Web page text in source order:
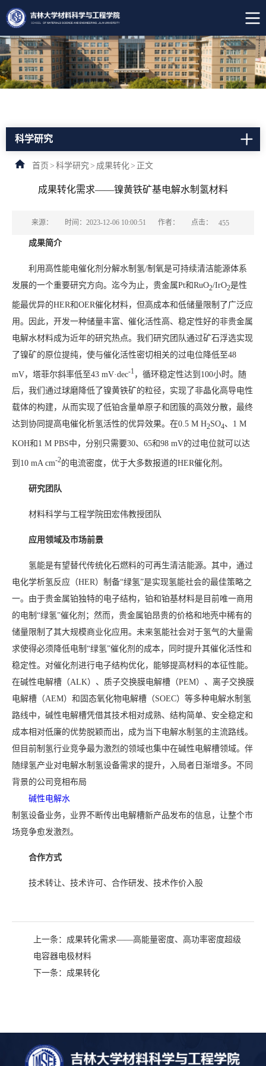
科学研究
首页 > 科学研究 > 成果转化> 正文
成果转化需求——镍黄铁矿基电解水制氢材料
来源： 时间：2023-12-06 10:00:51 作者： 点击： 455
成果简介
利用高性能电催化剂分解水制氢/制氧是可持续清洁能源体系
发展的一个重要研究方向。迄今为止，贵金属Pt和RuO2/IrO2是性
能最优异的HER和OER催化材料，但高成本和低储量限制了广泛应
用。因此，开发一种储量丰富、催化活性高、稳定性好的非贵金属
电解水材料成为近年的研究热点。我们研究团队通过矿石浮选实现
了镍矿的原位提纯，使与催化活性密切相关的过电位降低至48
mV，塔菲尔斜率低至43 mV·dec-1 ，循环稳定性达到100小时。随
后，我们通过球磨降低了镍黄铁矿的粒径，实现了非晶化高导电性
载体的构建，从而实现了低铂含量单原子和团簇的高效分散，最终
达到协同提高电催化析氢活性的优异效果。在0.5 M H2SO4、1 M
KOH和1 M PBS中，分别只需要30、65和98 mV的过电位就可以达
到10 mA cm-2的电流密度，优于大多数报道的HER催化剂。
研究团队
材料科学与工程学院田宏伟教授团队
应用领域及市场前景
氢能是有望替代传统化石燃料的可再生清洁能源。其中，通过
电化学析氢反应（HER）制备“绿氢”是实现氢能社会的最佳策略之
一。由于贵金属铂独特的电子结构，铂和铂基材料是目前唯一商用
的电制“绿氢”催化剂；然而，贵金属铂昂贵的价格和地壳中稀有的
储量限制了其大规模商业化应用。未来氢能社会对于氢气的大量需
求使得必须降低电制“绿氢”催化剂的成本，同时提升其催化活性和
稳定性。对催化剂进行电子结构优化，能够提高材料的本征性能。
在碱性电解槽（ALK）、质子交换膜电解槽（PEM）、离子交换膜
电解槽（AEM）和固态氧化物电解槽（SOEC）等多种电解水制氢
路线中，碱性电解槽凭借其技术相对成熟、结构简单、安全稳定和
成本相对低廉的优势脱颖而出，成为当下电解水制氢的主流路线。
但目前制氢行业竞争最为激烈的领域也集中在碱性电解槽领域。伴
随绿氢产业对电解水制氢设备需求的提升，入局者日渐增多。不同
背景的公司竞相布局
碱性电解水
制氢设备业务，业界不断传出电解槽新产品发布的信息，让整个市
场竞争愈发激烈。
合作方式
技术转让、技术许可、合作研发、技术作价入股
上一条： 成果转化需求——高能量密度、高功率密度超级
电容器电极材料
下一条： 成果转化